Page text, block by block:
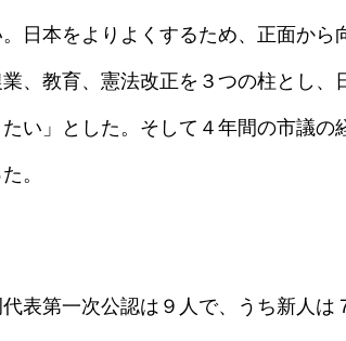
日本をよりよくするため、正面から
、教育、憲法改正を３つの柱とし、
い」とした。そして４年間の市議の
。
表第一次公認は９人で、うち新人は